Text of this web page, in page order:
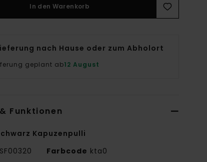
In den Warenkorb
nach Hause oder zum Abholort
geplant ab12 August
Funktionen
Kapuzenpulli
Farbcode kta0